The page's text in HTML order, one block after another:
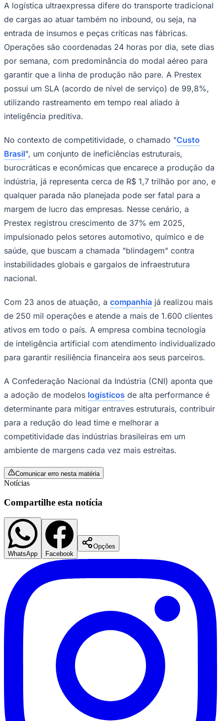
Juventude
Ceará
A logística ultraexpressa difere do transporte tradicional
de cargas ao atuar também no inbound, ou seja, na
entrada de insumos e peças críticas nas fábricas.
Operações são coordenadas 24 horas por dia, sete dias
por semana, com predominância do modal aéreo para
garantir que a linha de produção não pare. A Prestex
possui um SLA (acordo de nível de serviço) de 99,8%,
utilizando rastreamento em tempo real aliado à
inteligência preditiva.
No contexto de competitividade, o chamado "Custo
Brasil", um conjunto de ineficiências estruturais,
burocráticas e econômicas que encarece a produção da
indústria, já representa cerca de R$ 1,7 trilhão por ano, e
qualquer parada não planejada pode ser fatal para a
margem de lucro das empresas. Nesse cenário, a
Prestex registrou crescimento de 37% em 2025,
impulsionado pelos setores automotivo, químico e de
saúde, que buscam a chamada "blindagem" contra
instabilidades globais e gargalos de infraestrutura
nacional.
Com 23 anos de atuação, a companhia já realizou mais
de 250 mil operações e atende a mais de 1.600 clientes
ativos em todo o país. A empresa combina tecnologia
de inteligência artificial com atendimento individualizado
para garantir resiliência financeira aos seus parceiros.
A Confederação Nacional da Indústria (CNI) aponta que
a adoção de modelos logísticos de alta performance é
determinante para mitigar entraves estruturais, contribuir
para a redução do lead time e melhorar a
competitividade das indústrias brasileiras em um
ambiente de margens cada vez mais estreitas.
Comunicar erro nesta matéria
Notícias
Compartilhe esta notícia
WhatsApp Facebook
Opções